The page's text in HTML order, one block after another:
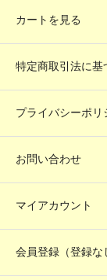
カートを見る
特定商取引法に基
プライバシーポリ
お問い合わせ
マイアカウント
会員登録（登録な